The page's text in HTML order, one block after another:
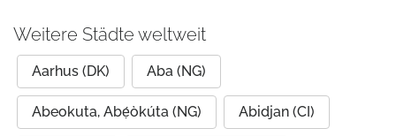
Weitere Städte weltweit
Aarhus (DK) Aba (NG)
Abeokuta, Abẹ́òkúta (NG) Abidjan (CI)